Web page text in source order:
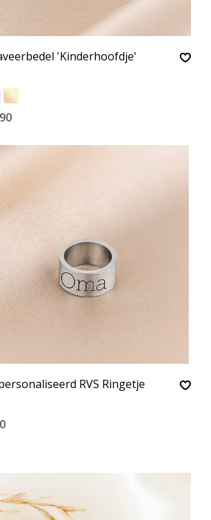
'Kinderhoofdje'
RVS Ringetje